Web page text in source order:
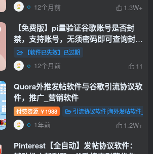
12个月前 1.3W+
【免费版】pi量验证谷歌账号是否封
禁，支持账号，无须密码即可查询封禁
【谷歌账号检测是否封禁】
【软件已失效】已过期
12个月前 11
Quora外推发帖软件与谷歌引流协议软
件，推广_营销软件
付费资源 ￥ 1988 引流协议软件|海外发帖软件_
1年前 1.2W+
Pinterest【全自动】发帖协议软件：